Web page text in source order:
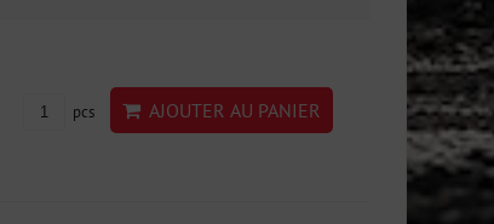
pcs AJOUTER AU PANIER